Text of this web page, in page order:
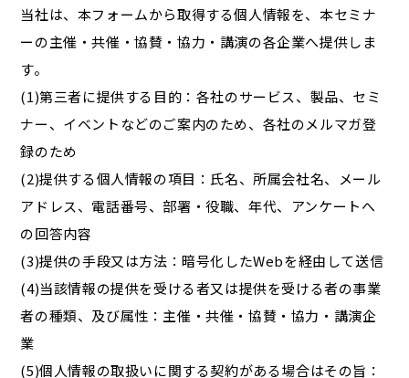
当社は、本フォームから取得する個人情報を、本セミナ
ーの主催・共催・協賛・協力・講演の各企業へ提供しま
す。
(1)第三者に提供する目的：各社のサービス、製品、セミ
ナー、イベントなどのご案内のため、各社のメルマガ登
録のため
(2)提供する個人情報の項目：氏名、所属会社名、メール
アドレス、電話番号、部署・役職、年代、アンケートへ
の回答内容
(3)提供の手段又は方法：暗号化したWebを経由して送信
(4)当該情報の提供を受ける者又は提供を受ける者の事業
者の種類、及び属性：主催・共催・協賛・協力・講演企
業
(5)個人情報の取扱いに関する契約がある場合はその旨：